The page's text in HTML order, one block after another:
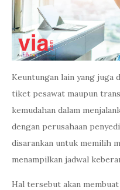
Keuntungan lain yang
tiket pesawat maupun
kemudahan dalam
dengan perusahaan
disarankan untuk memilih
menampilkan jadwal
Hal tersebut akan